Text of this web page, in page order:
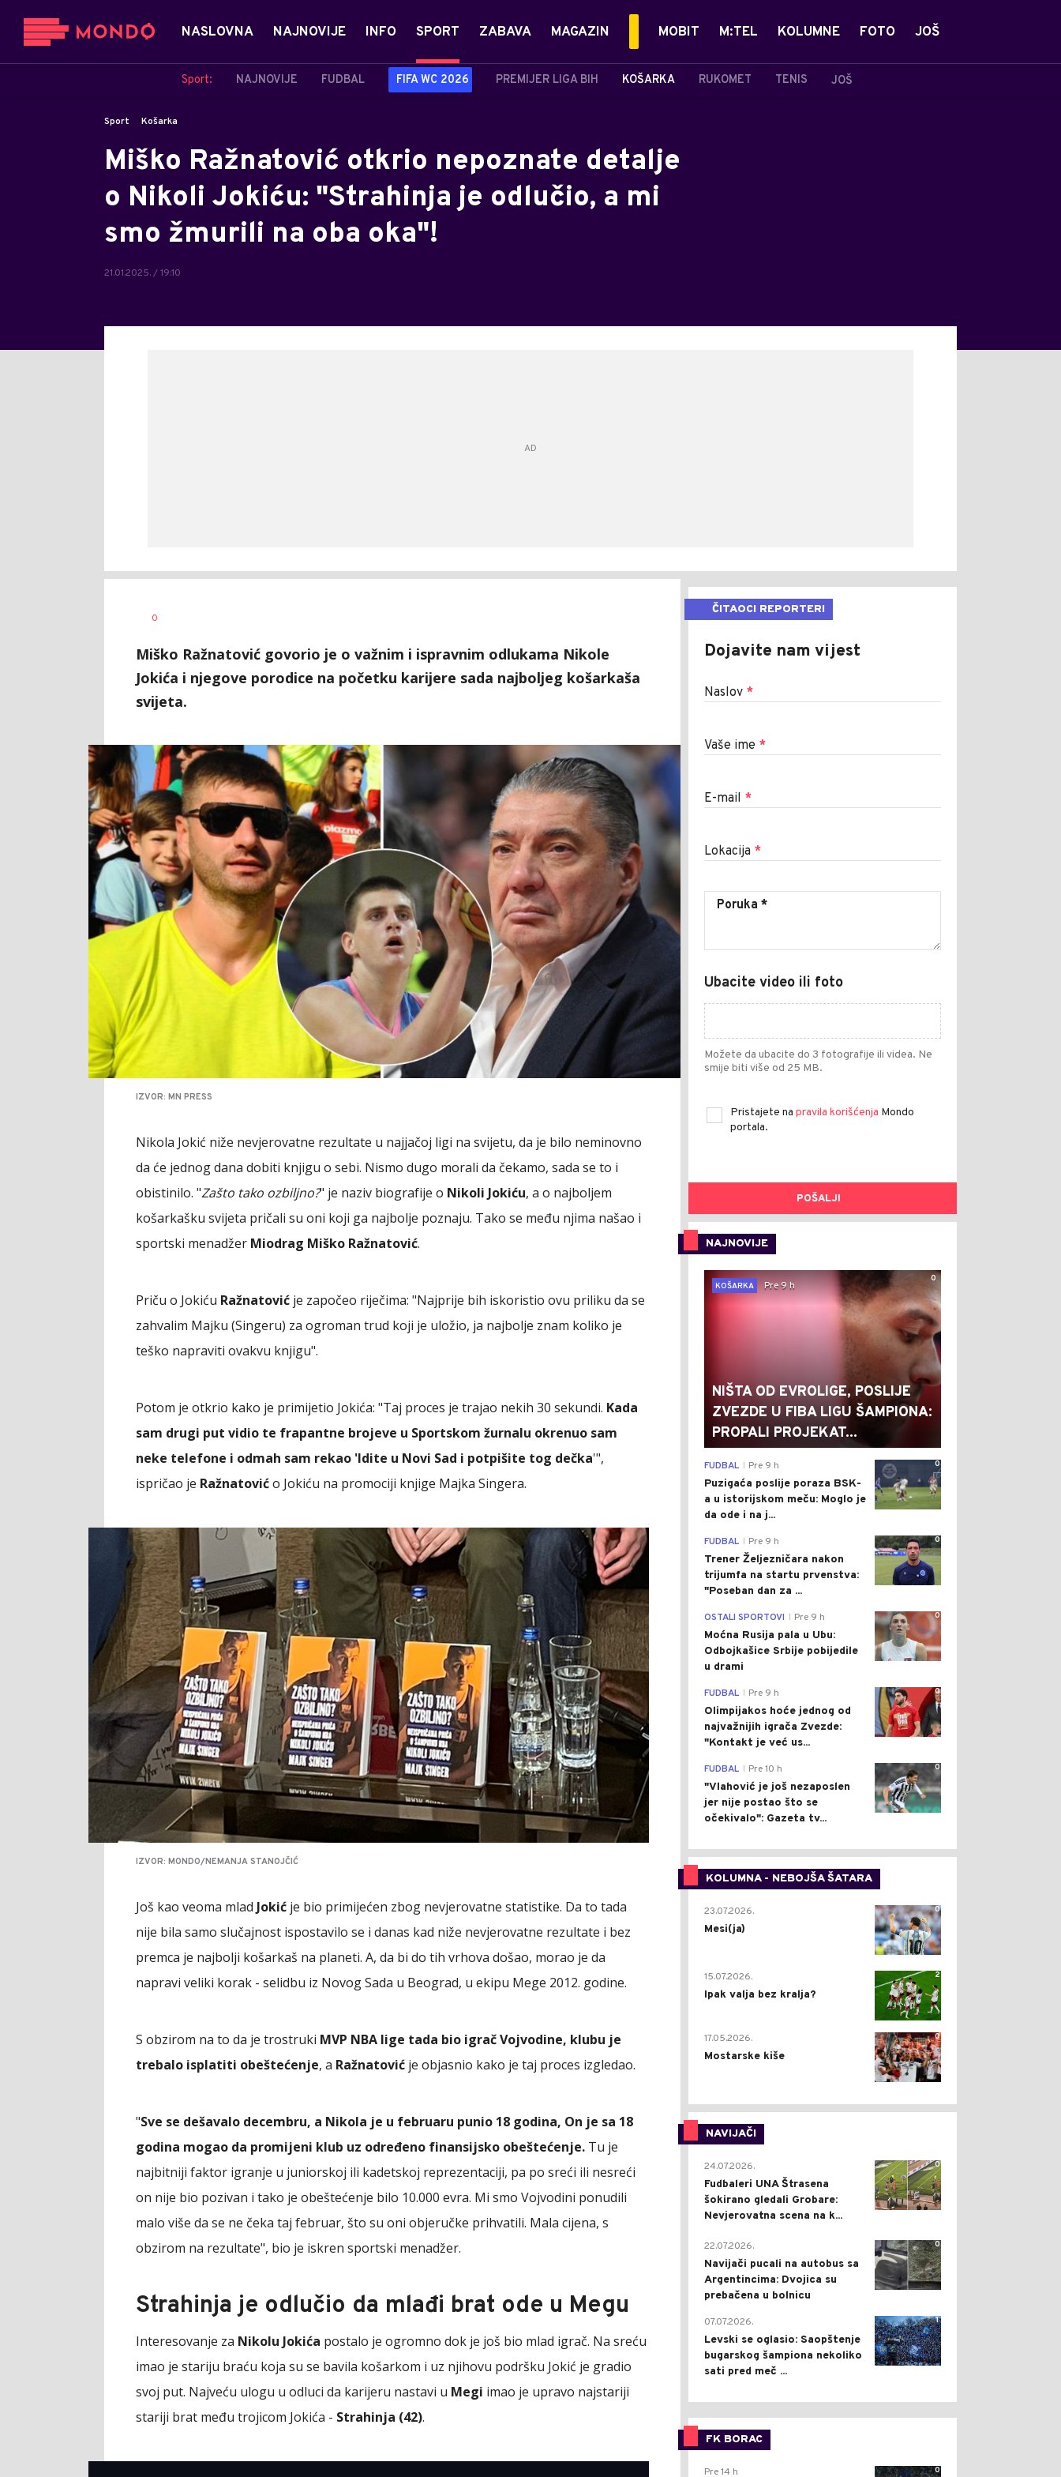
NASLOVNA NAJNOVIJE INFO SPORT
Sport: NAJNOVIJE FUDBAL FIFA WC 2026 PREMIJER LIGA BIH KOŠARKA RUKOMET TENIS JOŠ
ZABAVA MAGAZIN MOBIT M:TEL KOLUMNE FOTO JOŠ
Sport Košarka
Miško Ražnatović otkrio nepoznate detalje
o Nikoli Jokiću: "Strahinja je odlučio, a mi
smo žmurili na oba oka"!
21.01.2025. / 19:10
AUTOR
0
Miško Ražnatović govorio je o važnim i ispravnim odlukama Nikole
Jokića i njegove porodice na početku karijere sada najboljeg košarkaša
svijeta.
IZVOR: MN PRESS
Nikola Jokić niže nevjerovatne rezultate u najjačoj ligi na svijetu, da je bilo neminovno
da će jednog dana dobiti knjigu o sebi. Nismo dugo morali da čekamo, sada se to i
obistinilo. "Zašto tako ozbiljno?" je naziv biografije o Nikoli Jokiću, a o najboljem
košarkašku svijeta pričali su oni koji ga najbolje poznaju. Tako se među njima našao i
sportski menadžer Miodrag Miško Ražnatović.
Priču o Jokiću Ražnatović je započeo riječima: "Najprije bih iskoristio ovu priliku da se
zahvalim Majku (Singeru) za ogroman trud koji je uložio, ja najbolje znam koliko je
teško napraviti ovakvu knjigu".
Potom je otkrio kako je primijetio Jokića: "Taj proces je trajao nekih 30 sekundi. Kada
sam drugi put vidio te frapantne brojeve u Sportskom žurnalu okrenuo sam
neke telefone i odmah sam rekao 'Idite u Novi Sad i potpišite tog dečka'",
ispričao je Ražnatovićo Jokiću na promociji knjige Majka Singera.
IZVOR: MONDO/NEMANJA STANOJČIĆ
Još kao veoma mlad Jokić je bio primijećen zbog nevjerovatne statistike. Da to tada
nije bila samo slučajnost ispostavilo se i danas kad niže nevjerovatne rezultate i bez
premca je najbolji košarkaš na planeti. A, da bi do tih vrhova došao, morao je da
napravi veliki korak - selidbu iz Novog Sada u Beograd, u ekipu Mege 2012. godine.
S obzirom na to da je trostruki MVP NBA lige tada bio igrač Vojvodine, klubu je
trebalo isplatiti obeštećenje, a Ražnatović je objasnio kako je taj proces izgledao.
"Sve se dešavalo decembru, a Nikola je u februaru punio 18 godina, On je sa 18
godina mogao da promijeni klub uz određeno finansijsko obeštećenje. Tu je
najbitniji faktor igranje u juniorskoj ili kadetskoj reprezentaciji, pa po sreći ili nesreći
on nije bio pozivan i tako je obeštećenje bilo 10.000 evra. Mi smo Vojvodini ponudili
malo više da se ne čeka taj februar, što su oni objeručke prihvatili. Mala cijena, s
obzirom na rezultate", bio je iskren sportski menadžer.
Strahinja je odlučio da mlađi brat ode u Megu
Interesovanje za Nikolu Jokića postalo je ogromno dok je još bio mlad igrač. Na sreću
imao je stariju braću koja su se bavila košarkom i uz njihovu podršku Jokić je gradio
svoj put. Najveću ulogu u odluci da karijeru nastavi u Megi imao je upravo najstariji
stariji brat među trojicom Jokića - Strahinja (42).
ČITAOCI REPORTERI
Dojavite nam vijest
Naslov *
Vaše ime *
E-mail *
Lokacija *
Ubacite video ili foto
Možete da ubacite do 3 fotografije ili videa. Ne
smije biti više od 25 MB.
Pristajete na pravila korišćenja Mondo
portala.
POŠALJI
NAJNOVIJE
0
KOŠARKA
Pre 9 h
NIŠTA OD EVROLIGE, POSLIJE
ZVEZDE U FIBA LIGU ŠAMPIONA:
PROPALI PROJEKAT...
0
FUDBAL Pre 9 h
Puzigaća poslije poraza BSK-
a u istorijskom meču: Moglo je
da ode i na j...
0
FUDBAL Pre 9 h
Trener Željezničara nakon
trijumfa na startu prvenstva:
"Poseban dan za ...
0
OSTALI SPORTOVI Pre 9 h
Moćna Rusija pala u Ubu:
Odbojkašice Srbije pobijedile
u drami
0
FUDBAL Pre 9 h
Olimpijakos hoće jednog od
najvažnijih igrača Zvezde:
"Kontakt je već us...
0
FUDBAL Pre 10 h
"Vlahović je još nezaposlen
jer nije postao što se
očekivalo": Gazeta tv...
KOLUMNA - NEBOJŠA ŠATARA
0
23.07.2026.
Mesi(ja)
2
15.07.2026.
Ipak valja bez kralja?
0
17.05.2026.
Mostarske kiše
NAVIJAČI
0
24.07.2026.
Fudbaleri UNA Štrasena
šokirano gledali Grobare:
Nevjerovatna scena na k...
0
22.07.2026.
Navijači pucali na autobus sa
Argentincima: Dvojica su
prebačena u bolnicu
1
07.07.2026.
Levski se oglasio: Saopštenje
bugarskog šampiona nekoliko
sati pred meč ...
FK BORAC
0
Pre 14 h